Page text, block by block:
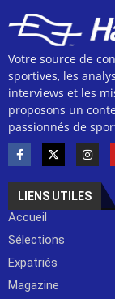
Votre source de
sportives, les
interviews et les
proposons un
passionnés de
LIENS UTILES
Accueil
Sélections
Expatriés
Magazine